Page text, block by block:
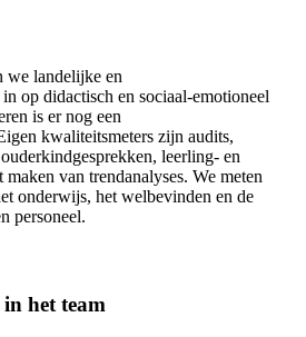
we landelijke en
op didactisch en sociaal-emotioneel
is er nog een
kwaliteitsmeters zijn audits,
leerling- en
maken van trendanalyses. We meten
onderwijs, het welbevinden en de
personeel.
het team